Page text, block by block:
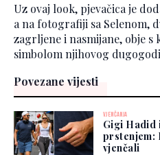
Uz ovaj look, pjevačica je
a na fotografiji sa Selenom,
zagrljene i nasmijane, obje
simbolom njihovog
Povezane vijesti
VJENČANJA
Gigi Hadid
prstenjem:
vjenčali